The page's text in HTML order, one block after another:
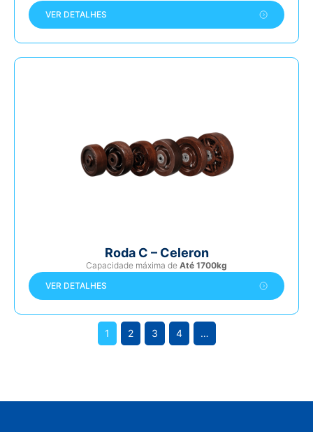
VER DETALHES
Roda C – Celeron
Capacidade máxima de Até 1700kg
VER DETALHES
1 2 3 4 …